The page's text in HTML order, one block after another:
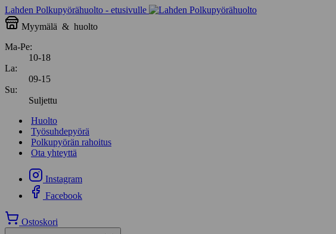
Lahden Polkupyörähuolto - etusivulle
Myymälä & huolto
Ma-Pe:
10-18
La:
09-15
Su:
Suljettu
Huolto
Työsuhdepyörä
Polkupyörän rahoitus
Ota yhteyttä
Instagram
Facebook
Ostoskori